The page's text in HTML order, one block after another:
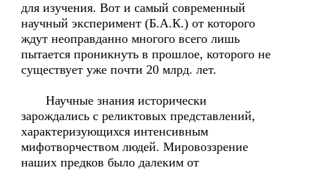
для изучения. Вот и самый современный
научный эксперимент (Б.А.К.) от которого
ждут неоправданно многого всего лишь
пытается проникнуть в прошлое, которого не
существует уже почти 20 млрд. лет.
Научные знания исторически
зарождались с реликтовых представлений,
характеризующихся интенсивным
мифотворчеством людей. Мировоззрение
наших предков было далеким от